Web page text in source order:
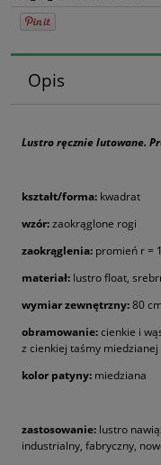
Opis
Lustro ręcznie lutowane.
kształt/forma: kwadrat
wzór:zaokrąglone rogi
zaokrąglenia: promień r =
materiał: lustro float,
wymiar zewnętrzny:80
obramowanie:cienkie i
z cienkiej taśmy
kolor patyny: miedziana
zastosowanie: lustro
industrialny, fabryczny,